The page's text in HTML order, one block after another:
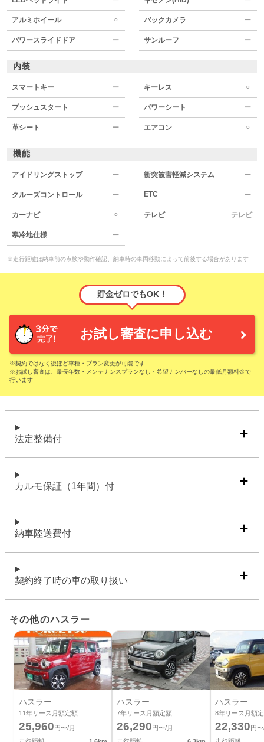
アルミホイール ○ バックカメラ ー
パワースライドドア ー サンルーフ ー
内装
スマートキー ー キーレス ○
プッシュスタート ー パワーシート ー
革シート ー エアコン ○
機能
アイドリングストップ ー 衝突被害軽減システム ー
クルーズコントロール ー ETC ー
カーナビ ○ テレビ テレビ
寒冷地仕様 ー
※走行距離は納車前の点検や動作確認、納車時の車両移動によって前後する場合があります
貯金ゼロでもOK！
お試し審査に申し込む
※契約ではなく後ほど車種・プラン変更が可能です
※お試し審査は、最長年数・メンテナンスプランなし・希望ナンバーなしの最低月額料金で
行います
法定整備付
カルモ保証（1年間）付
納車陸送費付
契約終了時の車の取り扱い
その他のハスラー
ハスラー
11年リース月額定額
25,960円〜/月
ハスラー
7年リース月額定額
26,290円〜/月
ハスラー
8年リース月額
22,330円